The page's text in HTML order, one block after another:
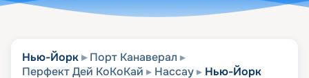
Нью-Йорк
Порт Канаверал
Перфект Дей КоКоКай
Нассау Нью-Йорк